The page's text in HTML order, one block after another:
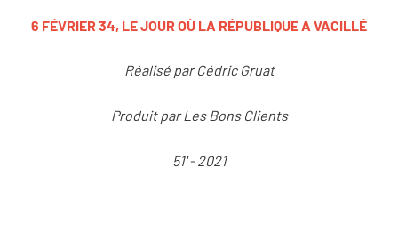
6 FÉVRIER 34, LE JOUR OÙ LA RÉPUBLIQUE A VACILLÉ
Réalisé par Cédric Gruat
Produit par Les Bons Clients
51' - 2021